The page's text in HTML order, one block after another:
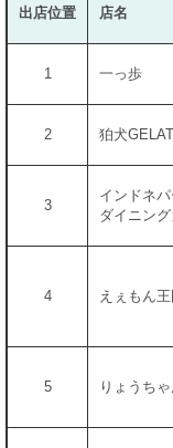
出店位置 店名
1 一っ歩
2 狛犬
3
インドネ
ダイニン
4 えぇもん王
5 りょうち